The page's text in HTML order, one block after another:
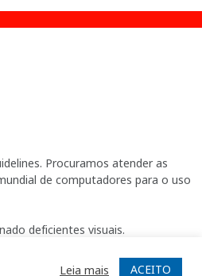
Leia mais ACEITO
Procuramos atender as
de computadores para o uso
deficientes visuais.